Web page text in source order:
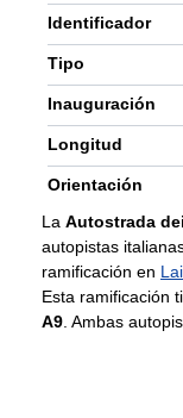
Identificador
Tipo
Inauguración
Longitud
Orientación
La Autostrada
autopistas
ramificación en
Esta ramificación
A9 . Ambas